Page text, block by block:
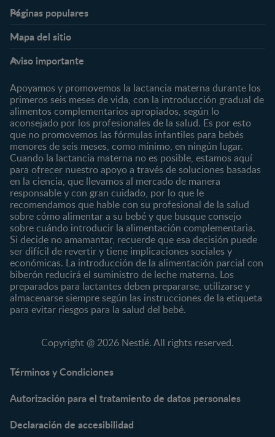
Páginas populares
Expertos en Nutrición
Preguntas Frecuentes
¿Quiénes somos?
Marcas y productos
Nuestros Productos
Nuestras Marcas
Mapa del sitio
Preconcepción
Embarazo
Posparto
0 a 4 meses
4 a 6 meses
6 a 8 meses
8 a 12 meses
12 a 24 meses
Desde 2 años
Preescolar
Escolar
Nutrición
Salud
Maternidad
Paternidad
Vida en familia
Marcas
CERELAC®
GERBER®
KLIM®
NAN® 3
NAN® Optipro® 3
NAN® Supreme 3
NESTUM®
Productos
Cereales Infantiles
Compotas y galletas
Fórmulas Infantiles
Vitaminas y Suplementos
Aviso importante
Apoyamos y promovemos la lactancia materna durante los
primeros seis meses de vida, con la introducción gradual de
alimentos complementarios apropiados, según lo
aconsejado por los profesionales de la salud. Es por esto
que no promovemos las fórmulas infantiles para bebés
menores de seis meses, como mínimo, en ningún lugar.
Cuando la lactancia materna no es posible, estamos aquí
para ofrecer nuestro apoyo a través de soluciones basadas
en la ciencia, que llevamos al mercado de manera
responsable y con gran cuidado, por lo que le
recomendamos que hable con su profesional de la salud
sobre cómo alimentar a su bebé y que busque consejo
sobre cuándo introducir la alimentación complementaria.
Si decide no amamantar, recuerde que esa decisión puede
ser difícil de revertir y tiene implicaciones sociales y
económicas. La introducción de la alimentación parcial con
biberón reducirá el suministro de leche materna. Los
preparados para lactantes deben prepararse, utilizarse y
almacenarse siempre según las instrucciones de la etiqueta
para evitar riesgos para la salud del bebé.
Copyright @ 2026 Nestlé. All rights reserved.
Términos y Condiciones
Autorización para el tratamiento de datos personales
Declaración de accesibilidad